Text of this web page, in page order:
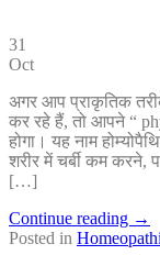
31
Oct
अगर आप प्राकृतिक
कर रहे हैं, तो आपने “
होगा। यह नाम
शरीर में चर्बी कम करने,
[…]
Continue reading →
Posted in